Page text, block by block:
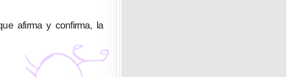
afirma y confirma, la